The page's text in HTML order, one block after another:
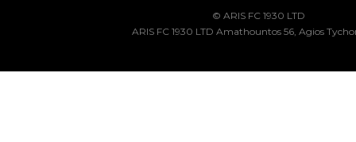
© ARIS FC 1930 LTD
ARIS FC 1930 LTD Amathountos 56, Agios